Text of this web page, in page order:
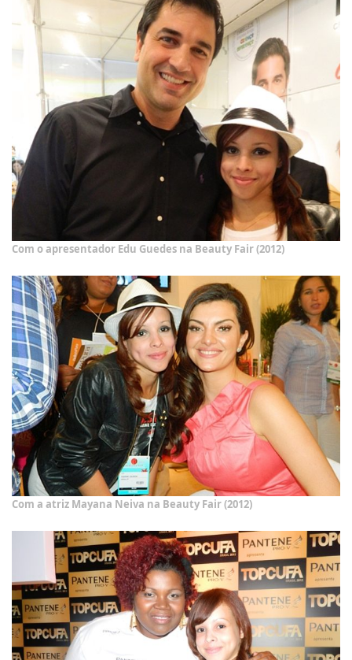
Com o apresentador Edu Guedes na Beauty Fair (2012)
Com a atriz Mayana Neiva na Beauty Fair (2012)